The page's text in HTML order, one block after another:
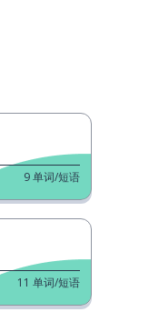
9单词/短语
11 单词/短语